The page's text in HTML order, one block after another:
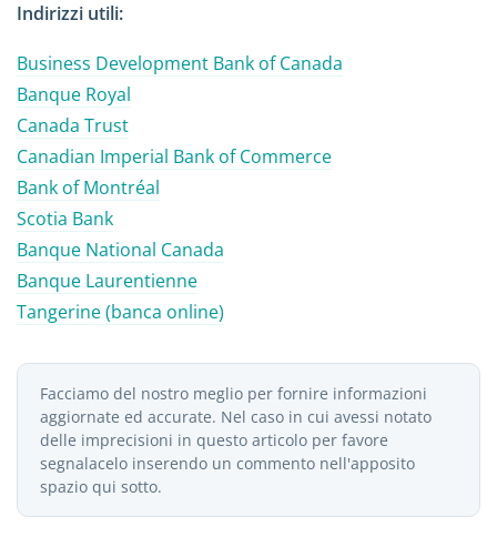
Indirizzi utili:
Business Development Bank of Canada
Banque Royal
Canada Trust
Canadian Imperial Bank of Commerce
Bank of Montréal
Scotia Bank
Banque National Canada
Banque Laurentienne
Tangerine (banca online)
Facciamo del nostro meglio per fornire informazioni
aggiornate ed accurate. Nel caso in cui avessi notato
delle imprecisioni in questo articolo per favore
segnalacelo inserendo un commento nell'apposito
spazio qui sotto.